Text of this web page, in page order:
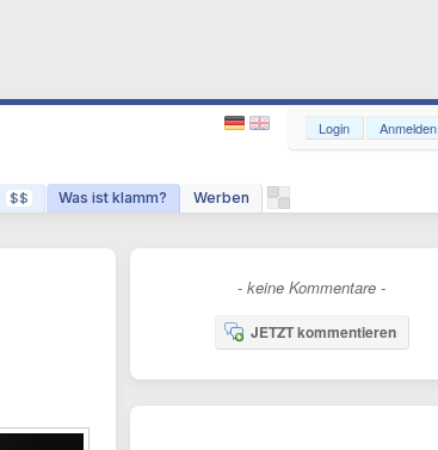
$$ Was ist klamm? Werben
Login Anmelden
- keine Kommentare -
JETZT kommentieren